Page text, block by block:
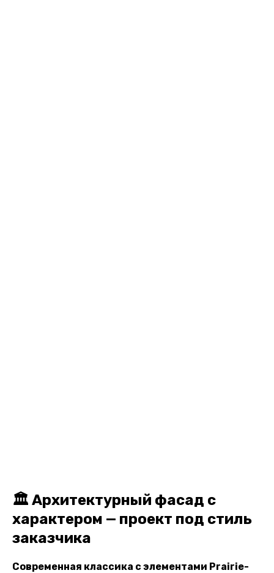
🏛️ Архитектурный фасад с
характером — проект под стиль
заказчика
Современная классика с элементами Prairie-